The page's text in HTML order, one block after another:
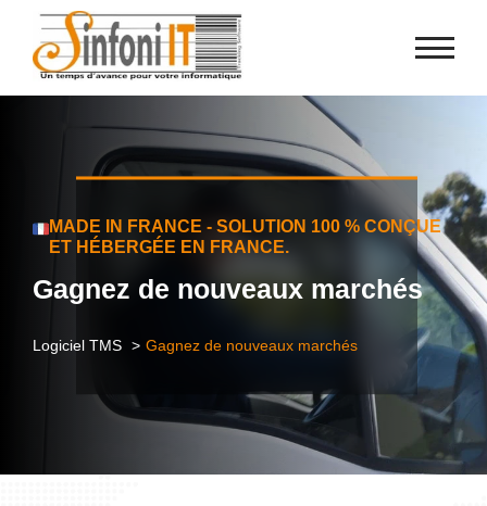
MADE IN FRANCE - SOLUTION 100 % CONÇUE
ET HÉBERGÉE EN FRANCE.
Gagnez de nouveaux marchés
Logiciel TMS Gagnez de nouveaux marchés
Panneau de gestion des cookies